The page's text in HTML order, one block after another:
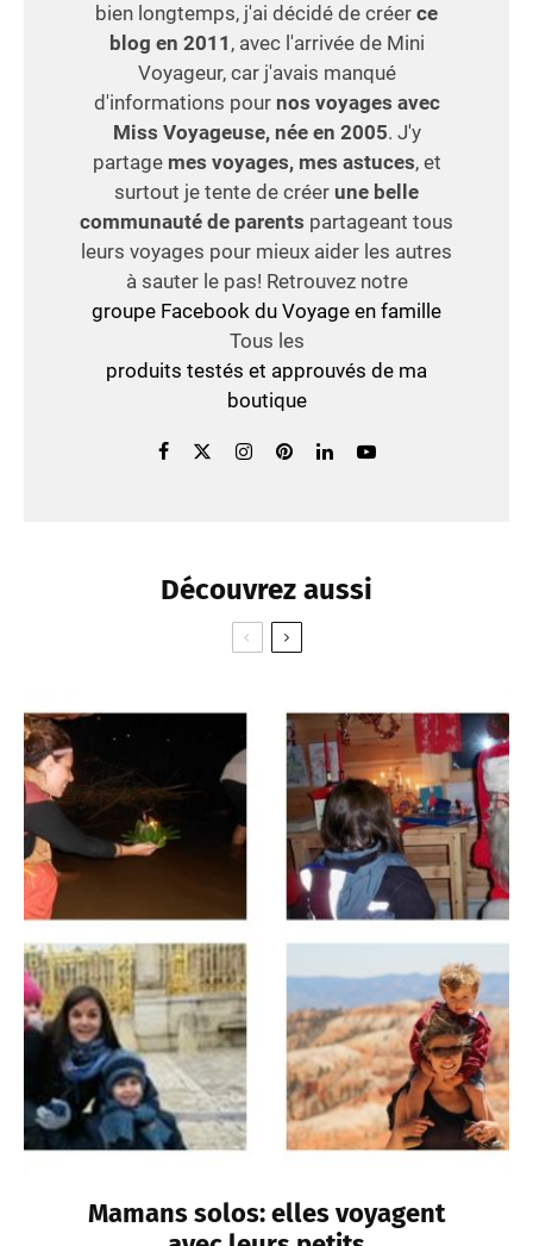
bien longtemps, j'ai décidé de créer ce
blog en 2011 , avec l'arrivée de Mini
Voyageur, car j'avais manqué
d'informations pour nos voyages avec
Miss Voyageuse, née en 2005. J'y
partage mes voyages, mes astuces, et
surtout je tente de créer une belle
communauté de parents partageant tous
leurs voyages pour mieux aider les autres
à sauter le pas! Retrouvez notre
groupe Facebook du Voyage en famille
Tous les
produits testés et approuvés de ma
boutique
Découvrez aussi
Mamans solos: elles voyagent